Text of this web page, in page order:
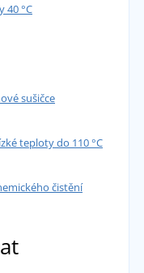
velká
jen jsem
kolena 😓
40 °C
sušičce
teploty do 110 °C
čistění